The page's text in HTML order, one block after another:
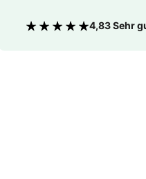
Bewertung 4.83 von
4,83 Sehr